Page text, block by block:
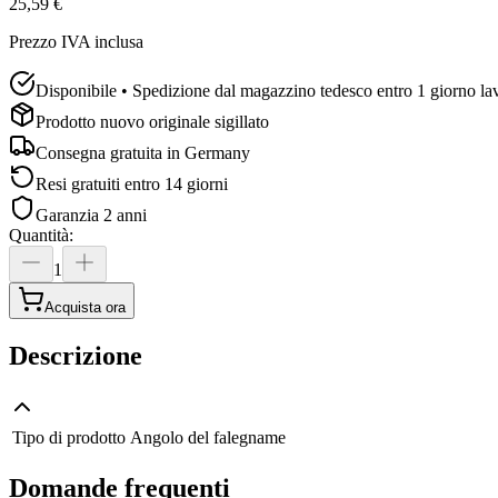
Prezzo IVA inclusa
Disponibile • Spedizione dal magazzino tedesco entro 1 giorno
Prodotto nuovo originale sigillato
Consegna gratuita in Germany
Resi gratuiti entro 14 giorni
Garanzia 2 anni
Quantità:
1
Acquista ora
Descrizione
Tipo di prodotto Angolo del falegname
Domande frequenti